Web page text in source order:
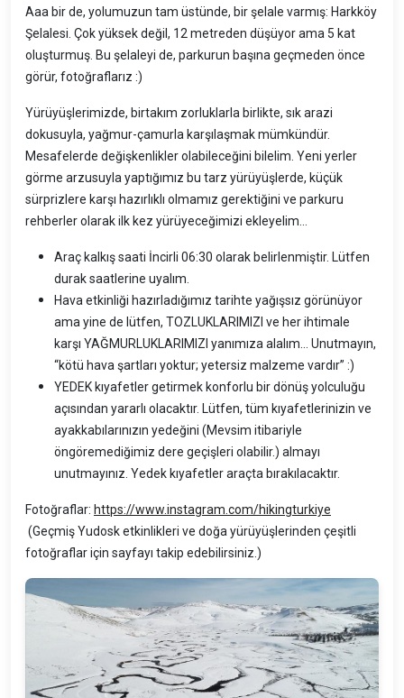
Aaa bir de, yolumuzun tam üstünde, bir şelale varmış: Harkköy
Şelalesi. Çok yüksek değil, 12 metreden düşüyor ama 5 kat
oluşturmuş. Bu şelaleyi de, parkurun başına geçmeden önce
görür, fotoğraflarız :)
Yürüyüşlerimizde, birtakım zorluklarla birlikte, sık arazi
dokusuyla, yağmur-çamurla karşılaşmak mümkündür.
Mesafelerde değişkenlikler olabileceğini bilelim. Yeni yerler
görme arzusuyla yaptığımız bu tarz yürüyüşlerde, küçük
sürprizlere karşı hazırlıklı olmamız gerektiğini ve parkuru
rehberler olarak ilk kez yürüyeceğimizi ekleyelim…
Araç kalkış saati İncirli 06:30 olarak belirlenmiştir. Lütfen
durak saatlerine uyalım.
Hava etkinliği hazırladığımız tarihte yağışsız görünüyor
ama yine de lütfen, TOZLUKLARIMIZI ve her ihtimale
karşı YAĞMURLUKLARIMIZI yanımıza alalım… Unutmayın,
“kötü hava şartları yoktur; yetersiz malzeme vardır” :)
YEDEK kıyafetler getirmek konforlu bir dönüş yolculuğu
açısından yararlı olacaktır. Lütfen, tüm kıyafetlerinizin ve
ayakkabılarınızın yedeğini (Mevsim itibariyle
öngöremediğimiz dere geçişleri olabilir.) almayı
unutmayınız. Yedek kıyafetler araçta bırakılacaktır.
Fotoğraflar: https://www.instagram.com/hikingturkiye
(Geçmiş Yudosk etkinlikleri ve doğa yürüyüşlerinden çeşitli
fotoğraflar için sayfayı takip edebilirsiniz.)